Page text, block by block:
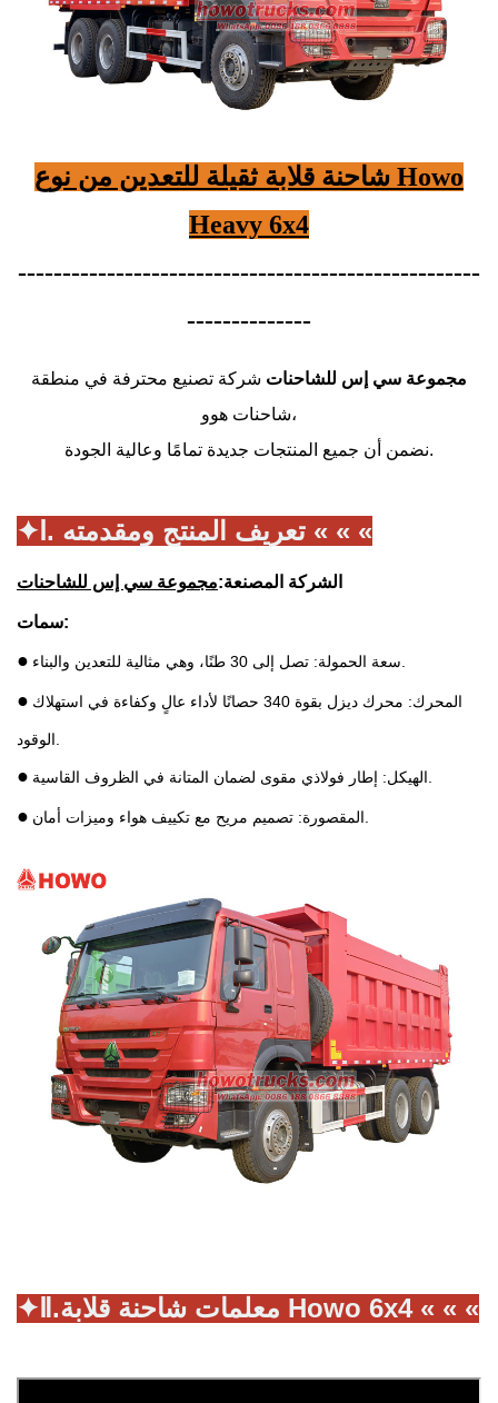
شاحنة قلابة ثقيلة للتعدين من نوع Howo
Heavy 6x4
----------------------------------------------------
--------------
مجموعة سي إس للشاحنات شركة تصنيع محترفة في منطقة
شاحنات هوو،
نضمن أن جميع المنتجات جديدة تمامًا وعالية الجودة.
✦ Ⅰ. تعريف المنتج ومقدمته « « «
الشركة المصنعة:مجموعة سي إس للشاحنات
سمات:
●
● المحرك: محرك ديزل بقوة 340 حصانًا لأداء عالٍ وكفاءة في استهلاك
●
●
✦ Ⅱ. معلمات شاحنة قلابة Howo 6x4 « « «